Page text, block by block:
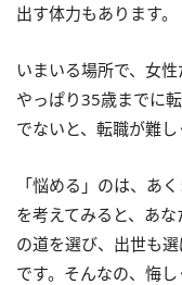
出す体力もあります。
いまいる場所で、女
やっぱり35歳までに
でないと、転職が難し
「悩める」のは、あ
を考えてみると、あ
の道を選び、出世も
です。そんなの、悔